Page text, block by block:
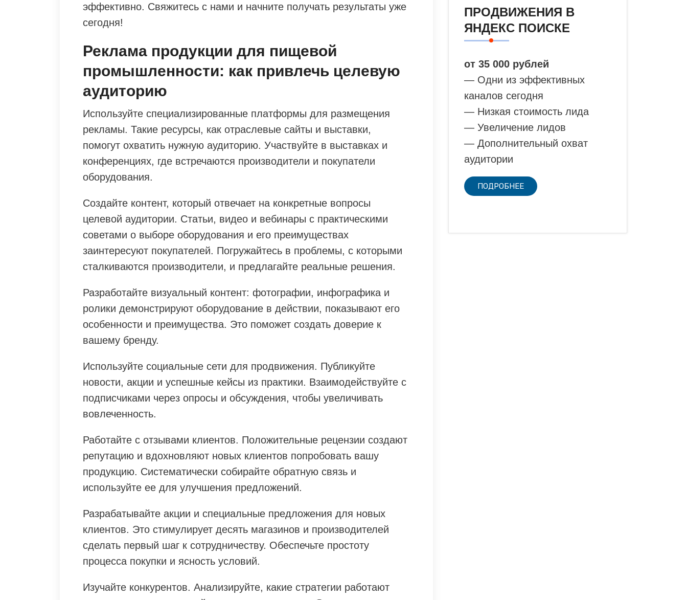
эффективно. Свяжитесь с нами и начните получать результаты уже
сегодня!
Реклама продукции для пищевой
промышленности: как привлечь целевую
аудиторию
Используйте специализированные платформы для размещения
рекламы. Такие ресурсы, как отраслевые сайты и выставки,
помогут охватить нужную аудиторию. Участвуйте в выставках и
конференциях, где встречаются производители и покупатели
оборудования.
Создайте контент, который отвечает на конкретные вопросы
целевой аудитории. Статьи, видео и вебинары с практическими
советами о выборе оборудования и его преимуществах
заинтересуют покупателей. Погружайтесь в проблемы, с которыми
сталкиваются производители, и предлагайте реальные решения.
Разработайте визуальный контент: фотографии, инфографика и
ролики демонстрируют оборудование в действии, показывают его
особенности и преимущества. Это поможет создать доверие к
вашему бренду.
Используйте социальные сети для продвижения. Публикуйте
новости, акции и успешные кейсы из практики. Взаимодействуйте с
подписчиками через опросы и обсуждения, чтобы увеличивать
вовлеченность.
Работайте с отзывами клиентов. Положительные рецензии создают
репутацию и вдохновляют новых клиентов попробовать вашу
продукцию. Систематически собирайте обратную связь и
используйте ее для улучшения предложений.
Разрабатывайте акции и специальные предложения для новых
клиентов. Это стимулирует десять магазинов и производителей
сделать первый шаг к сотрудничеству. Обеспечьте простоту
процесса покупки и ясность условий.
Изучайте конкурентов. Анализируйте, какие стратегии работают
ПРОДВИЖЕНИЯ В
ЯНДЕКС ПОИСКЕ
от 35 000 рублей
— Одни из эффективных
каналов сегодня
— Низкая стоимость лида
— Увеличение лидов
— Дополнительный охват
аудитории
ПОДРОБНЕЕ